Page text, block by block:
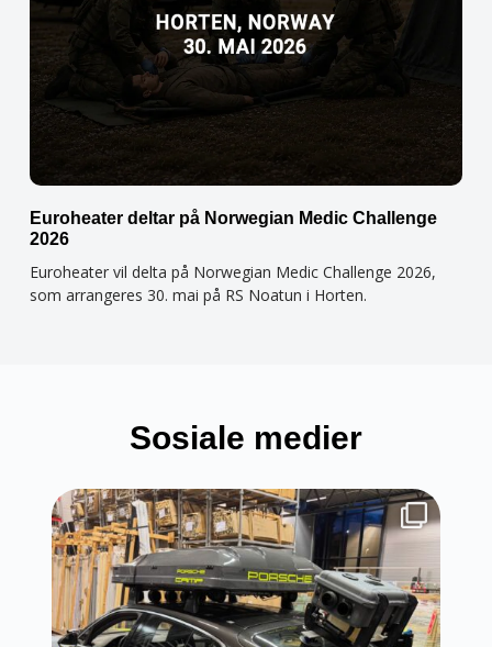
Euroheater deltar på Norwegian Medic Challenge
2026
Euroheater vil delta på Norwegian Medic Challenge 2026,
som arrangeres 30. mai på RS Noatun i Horten.
Sosiale medier